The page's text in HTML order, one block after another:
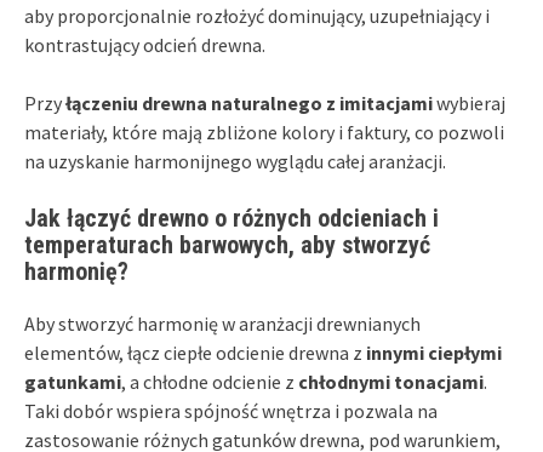
aby proporcjonalnie rozłożyć dominujący, uzupełniający i
kontrastujący odcień drewna.
Przyłączeniu drewna naturalnego z imitacjamiwybieraj
materiały, które mają zbliżone kolory i faktury, co pozwoli
na uzyskanie harmonijnego wyglądu całej aranżacji.
Jak łączyć drewno o różnych odcieniach i
temperaturach barwowych, aby stworzyć
harmonię?
Aby stworzyć harmonię w aranżacji drewnianych
elementów, łącz ciepłe odcienie drewna z innymi ciepłymi
gatunkami, a chłodne odcienie z chłodnymi tonacjami.
Taki dobór wspiera spójność wnętrza i pozwala na
zastosowanie różnych gatunków drewna, pod warunkiem,